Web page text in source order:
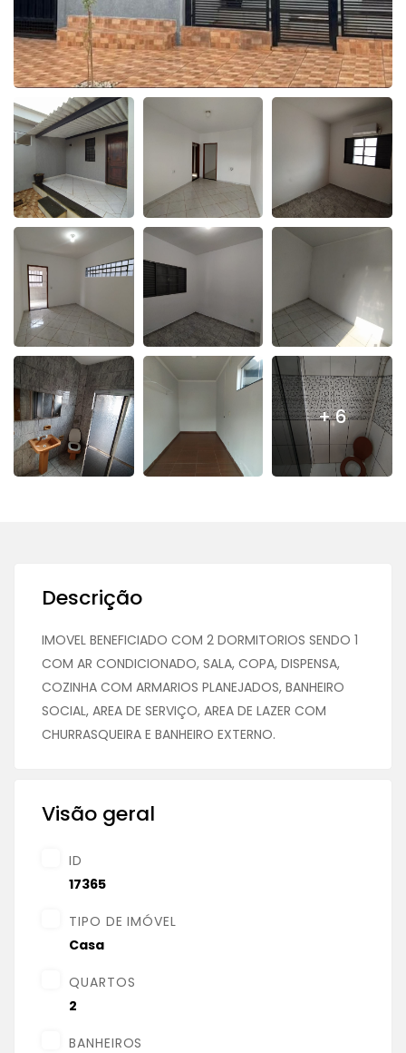
+ 6
Descrição
IMOVEL BENEFICIADO COM 2 DORMITORIOS SENDO 1
COM AR CONDICIONADO, SALA, COPA, DISPENSA,
COZINHA COM ARMARIOS PLANEJADOS, BANHEIRO
SOCIAL, AREA DE SERVIÇO, AREA DE LAZER COM
CHURRASQUEIRA E BANHEIRO EXTERNO.
Visão geral
ID
17365
TIPO DE IMÓVEL
Casa
QUARTOS
2
BANHEIROS